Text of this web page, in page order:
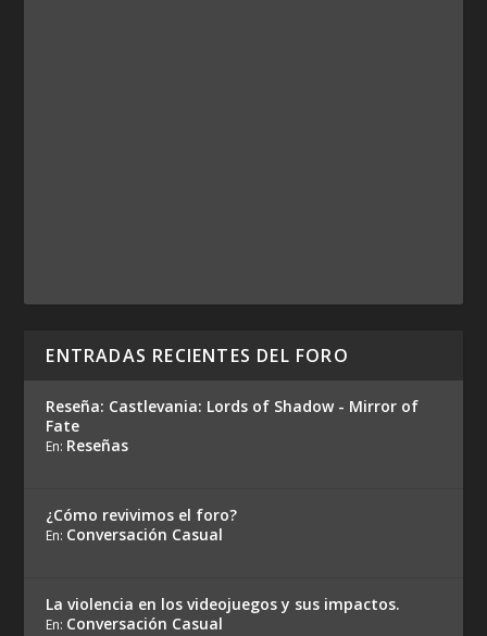
ENTRADAS RECIENTES DEL FORO
Reseña: Castlevania: Lords of Shadow - Mirror of
Fate
En: Reseñas
¿Cómo revivimos el foro?
En: Conversación Casual
La violencia en los videojuegos y sus impactos.
En: Conversación Casual